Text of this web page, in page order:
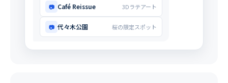
📷 Café Reissue 3Dラテアート
📷 代々木公園 桜の限定スポット